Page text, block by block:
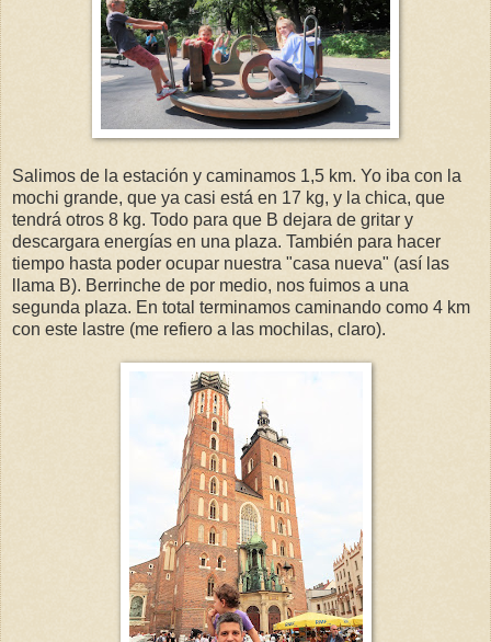
Salimos de la estación y caminamos 1,5 km. Yo iba con la
mochi grande, que ya casi está en 17 kg, y la chica, que
tendrá otros 8 kg. Todo para que B dejara de gritar y
descargara energías en una plaza. También para hacer
tiempo hasta poder ocupar nuestra "casa nueva" (así las
llama B). Berrinche de por medio, nos fuimos a una
segunda plaza. En total terminamos caminando como 4 km
con este lastre (me refiero a las mochilas, claro).